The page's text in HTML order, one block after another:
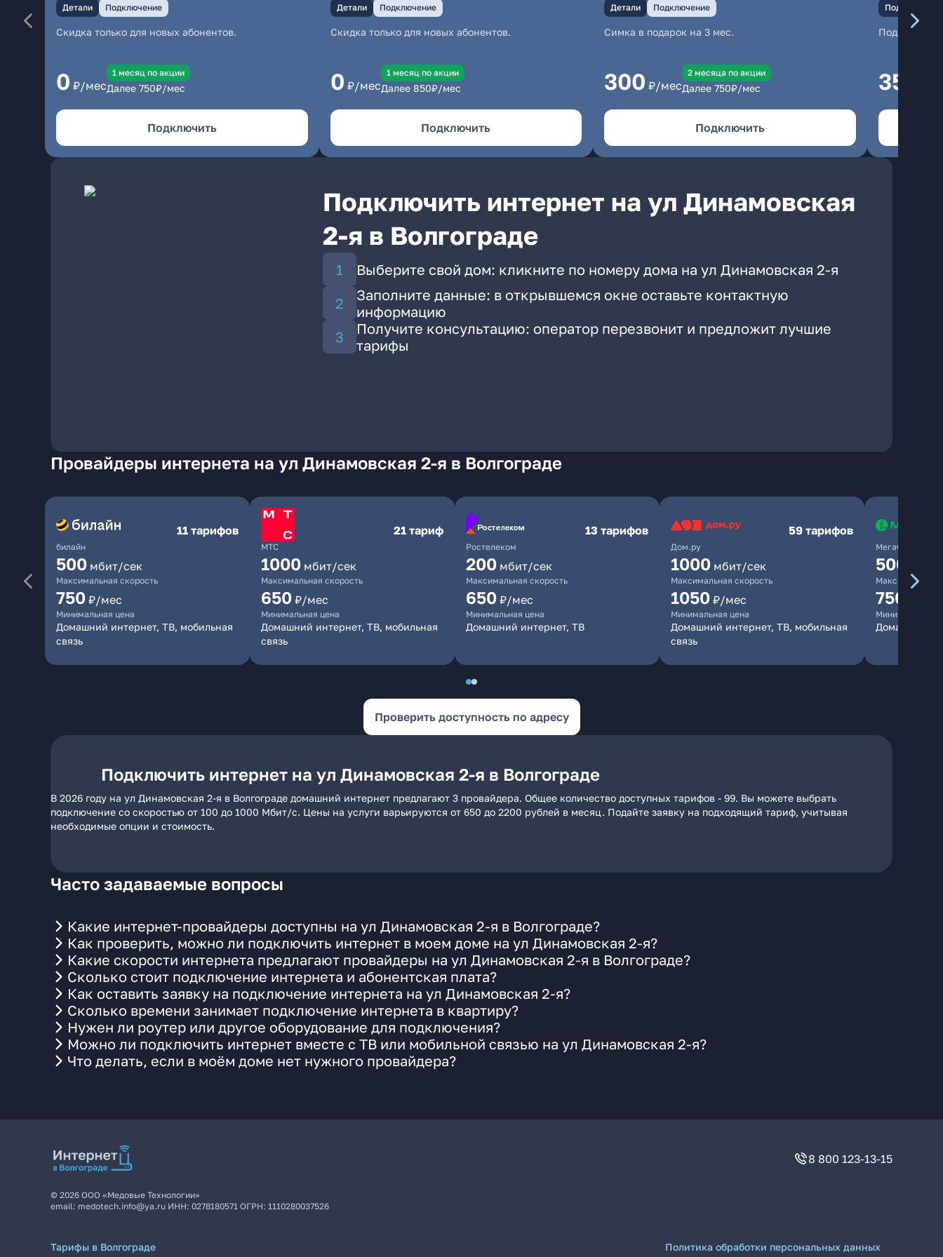
Детали Подключение
Скидка только для новых абонентов.
0 ₽/мес
1 месяц по акции
Далее 750₽/мес
Подключить
Детали Подключение
Скидка только для новых абонентов.
0 ₽/мес
1 месяц по акции
Далее 850₽/мес
Подключить
Детали Подключение
Симка в подарок на 3 мес.
300 ₽/мес
2 месяцa по акции
Далее 750₽/мес
Подключить
Подключение
350
Подключить интернет на ул Динамовская
2-я в Волгограде
Выберите свой дом: кликните по номеру дома на ул Динамовская 2-я
Заполните данные: в открывшемся окне оставьте контактную
информацию
Получите консультацию: оператор перезвонит и предложит лучшие
тарифы
Провайдеры интернета на ул Динамовская 2-я в Волгограде
билайн
11 тарифов
500 мбит/сек
Максимальная скорость
750 ₽/мес
Минимальная цена
Домашний интернет, ТВ, мобильная
связь
МТС
21 тариф
1000 мбит/сек
Максимальная скорость
650 ₽/мес
Минимальная цена
Домашний интернет, ТВ, мобильная
связь
Ростелеком
13 тарифов
200 мбит/сек
Максимальная скорость
650 ₽/мес
Минимальная цена
Домашний интернет, ТВ
Дом.ру
59 тарифов
1000 мбит/сек
Максимальная скорость
1050 ₽/мес
Минимальная цена
Домашний интернет, ТВ, мобильная
связь
МегаФон
500
Максимальная
750
Минимальная
Домашний
Проверить доступность по адресу
Подключить интернет на ул Динамовская 2-я в Волгограде
В 2026 году на ул Динамовская 2-я в Волгограде домашний интернет предлагают 3 провайдера. Общее количество доступных тарифов - 99. Вы можете выбрать
подключение со скоростью от 100 до 1000 Мбит/с. Цены на услуги варьируются от 650 до 2200 рублей в месяц. Подайте заявку на подходящий тариф, учитывая
необходимые опции и стоимость.
Часто задаваемые вопросы
Какие интернет-провайдеры доступны на ул Динамовская 2-я в Волгограде?
Как проверить, можно ли подключить интернет в моем доме на ул Динамовская 2-я?
Какие скорости интернета предлагают провайдеры на ул Динамовская 2-я в Волгограде?
Сколько стоит подключение интернета и абонентская плата?
Как оставить заявку на подключение интернета на ул Динамовская 2-я?
Сколько времени занимает подключение интернета в квартиру?
Нужен ли роутер или другое оборудование для подключения?
Можно ли подключить интернет вместе с ТВ или мобильной связью на ул Динамовская 2-я?
Что делать, если в моём доме нет нужного провайдера?
8 800 123-13-15
© 2026 ООО «Медовые Технологии»
email: medotech.info@ya.ru ИНН: 0278180571 ОГРН: 1110280037526
Тарифы в Волгограде
Политика обработки персональных данных